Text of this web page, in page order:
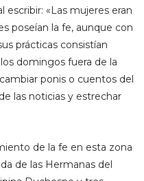
escribir: «Las mujeres eran
poseían la fe, aunque con
prácticas consistían
domingos fuera de la
ponis o cuentos del
las noticias y estrechar
de la fe en esta zona
de las Hermanas del